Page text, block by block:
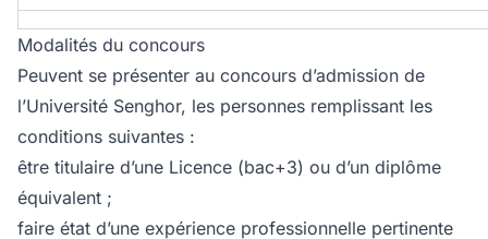
Modalités du concours
Peuvent se présenter au concours d’admission de
l’Université Senghor, les personnes remplissant les
conditions suivantes :
être titulaire d’une Licence (bac+3) ou d’un diplôme
équivalent ;
faire état d’une expérience professionnelle pertinente